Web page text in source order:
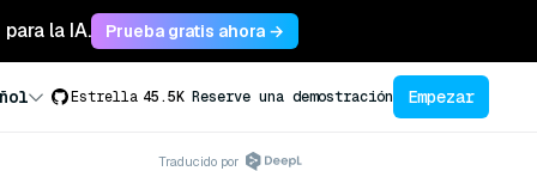
la IA. Prueba gratis ahora →
Estrella 45.5K Reserve una demostración Empezar
Traducido por